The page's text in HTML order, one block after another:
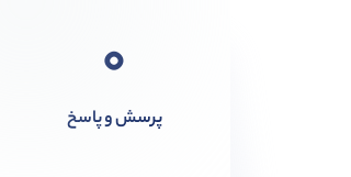
0
پرسش و پاسخ